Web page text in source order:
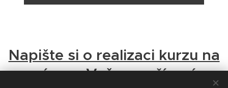
Napište si o realizaci kurzu na
míru ve Vašem zařízení.